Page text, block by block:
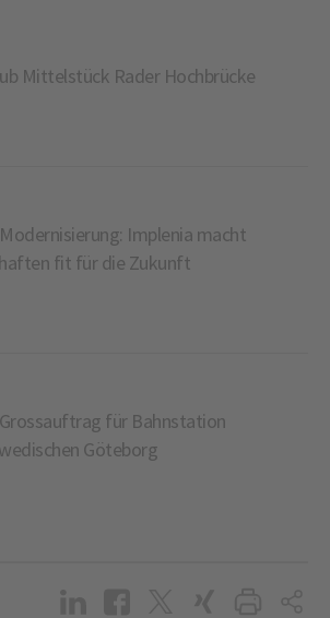
Mittelstück Rader Hochbrücke
Implenia macht
fit für die Zukunft
für Bahnstation
Göteborg